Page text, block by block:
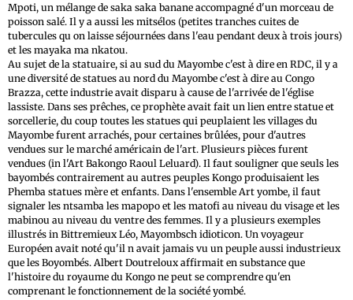
Mpoti, un mélange de saka saka banane accompagné d'un morceau de
poisson salé. Il y a aussi les mitsélos (petites tranches cuites de
tubercules qu on laisse séjournées dans l'eau pendant deux à trois jours)
et les mayaka ma nkatou.
Au sujet de la statuaire, si au sud du Mayombe c'est à dire en RDC, il y a
une diversité de statues au nord du Mayombe c'est à dire au Congo
Brazza, cette industrie avait disparu à cause de l'arrivée de l'église
lassiste. Dans ses prêches, ce prophète avait fait un lien entre statue et
sorcellerie, du coup toutes les statues qui peuplaient les villages du
Mayombe furent arrachés, pour certaines brûlées, pour d'autres
vendues sur le marché américain de l'art. Plusieurs pièces furent
vendues (in l'Art Bakongo Raoul Leluard). Il faut souligner que seuls les
bayombés contrairement au autres peuples Kongo produisaient les
Phemba statues mère et enfants. Dans l'ensemble Art yombe, il faut
signaler les ntsamba les mapopo et les matofi au niveau du visage et les
mabinou au niveau du ventre des femmes. Il y a plusieurs exemples
illustrés in Bittremieux Léo, Mayombsch idioticon. Un voyageur
Européen avait noté qu'il n avait jamais vu un peuple aussi industrieux
que les Boyombés. Albert Doutreloux affirmait en substance que
l'histoire du royaume du Kongo ne peut se comprendre qu'en
comprenant le fonctionnement de la société yombé.